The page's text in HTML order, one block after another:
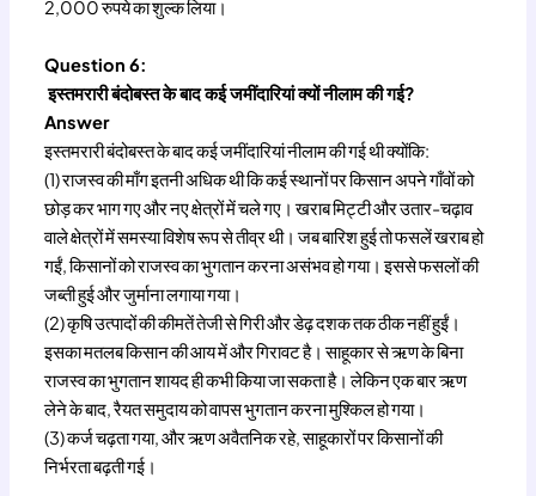
2,000 रुपये का शुल्क लिया।
Question 6:
इस्तमरारी बंदोबस्त के बाद कई जमींदारियां क्यों नीलाम की गई?
Answer
इस्तमरारी बंदोबस्त के बाद कई जमींदारियां नीलाम की गई थी क्योंकि:
(1) राजस्व की माँग इतनी अधिक थी कि कई स्थानों पर किसान अपने गाँवों को
छोड़ कर भाग गए और नए क्षेत्रों में चले गए। खराब मिट्टी और उतार-चढ़ाव
वाले क्षेत्रों में समस्या विशेष रूप से तीव्र थी। जब बारिश हुई तो फसलें खराब हो
गईं, किसानों को राजस्व का भुगतान करना असंभव हो गया। इससे फसलों की
जब्ती हुई और जुर्माना लगाया गया।
(2) कृषि उत्पादों की कीमतें तेजी से गिरी और डेढ़ दशक तक ठीक नहीं हुईं।
इसका मतलब किसान की आय में और गिरावट है। साहूकार से ऋण के बिना
राजस्व का भुगतान शायद ही कभी किया जा सकता है। लेकिन एक बार ऋण
लेने के बाद, रैयत समुदाय को वापस भुगतान करना मुश्किल हो गया।
(3) कर्ज चढ़ता गया, और ऋण अवैतनिक रहे, साहूकारों पर किसानों की
निर्भरता बढ़ती गई।